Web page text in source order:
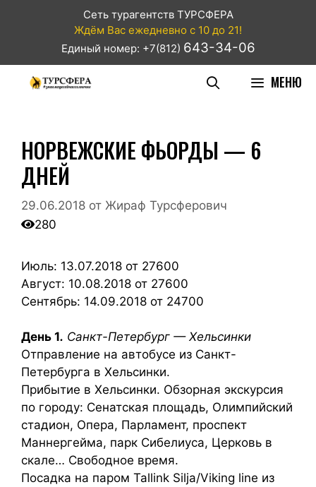
Сеть турагентств ТУРСФЕРА
Ждём Вас ежедневно с 10 до 21!
Единый номер: +7(812) 643-34-06
МЕНЮ
НОРВЕЖСКИЕ ФЬОРДЫ — 6
ДНЕЙ
29.06.2018 от Жираф Турсферович
280
Июль: 13.07.2018 от 27600
Август: 10.08.2018 от 27600
Сентябрь: 14.09.2018 от 24700
День 1. Санкт-Петербург — Хельсинки
Отправление на автобусе из Санкт-
Петербурга в Хельсинки.
Прибытие в Хельсинки. Обзорная экскурсия
по городу: Сенатская площадь, Олимпийский
стадион, Опера, Парламент, проспект
Маннергейма, парк Сибелиуса, Церковь в
скале… Свободное время.
Посадка на паром Tallink Silja/Viking line из